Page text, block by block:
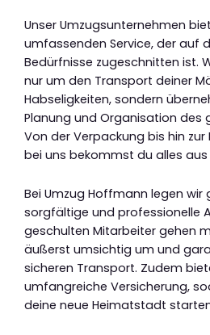
Unser Umzugsunternehmen
umfassenden Service, der auf
Bedürfnisse zugeschnitten ist.
nur um den Transport deiner
Habseligkeiten, sondern
Planung und Organisation des
Von der Verpackung bis hin
bei uns bekommst du alles aus
Bei Umzug Hoffmann legen wir
sorgfältige und professionelle
geschulten Mitarbeiter gehen
äußerst umsichtig um und
sicheren Transport. Zudem
umfangreiche Versicherung,
deine neue Heimatstadt